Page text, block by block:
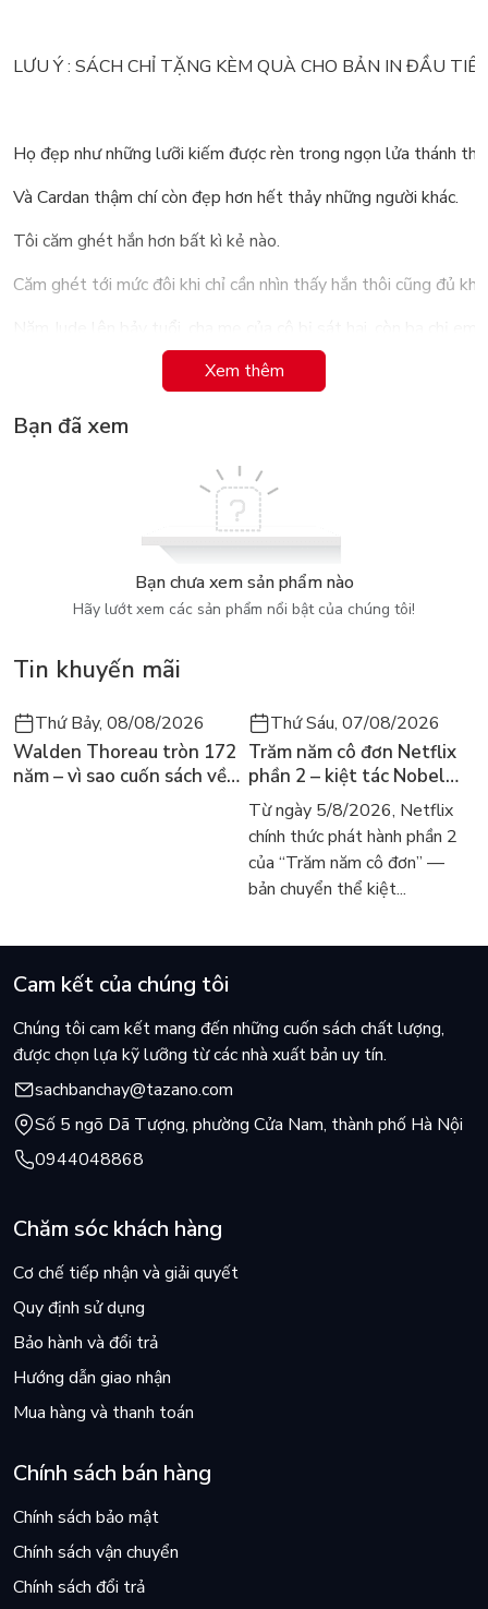
LƯU Ý : SÁCH CHỈ TẶNG KÈM QUÀ CHO BẢN IN ĐẦU
Họ đẹp như những lưỡi kiếm được rèn trong ngọn lửa thánh
Và Cardan thậm chí còn đẹp hơn hết thảy những người khác.
Tôi căm ghét hắn hơn bất kì kẻ nào.
Căm ghét tới mức đôi khi chỉ cần nhìn thấy hắn thôi cũng đủ
Càng dấn sâu vào vòng xoáy âm mưu và lừa lọc ở chốn này,
Đây không phải là chuyện cổ tích.
Holly Black là tác giả tiểu thuyết giả tưởng bán chạy số 1
Bộ sách The Folk of the Air của Holly Black gồm 3 quyển:
- Trụ vững trong danh sách bán chạy của The New York
- Lọt vào vòng chung kết Giải thưởng Lodestar
Xem thêm
Bạn đã xem
Bạn chưa xem sản phẩm nào
Hãy lướt xem các sản phẩm nổi bật của chúng tôi!
Tin khuyến mãi
Thứ Bảy, 08/08/2026
Walden Thoreau tròn 172
năm – vì sao cuốn sách về
Thứ Sáu, 07/08/2026
Trăm năm cô đơn Netflix
phần 2 – kiệt tác Nobel
trở lại màn ảnh, dòng
người tìm đọc lại García
Márquez
Từ ngày 5/8/2026, Netflix
chính thức phát hành phần 2
của “Trăm năm cô đơn” —
bản chuyển thể kiệt...
Cam kết của chúng tôi
Chúng tôi cam kết mang đến những cuốn sách chất lượng,
được chọn lựa kỹ lưỡng từ các nhà xuất bản uy tín.
sachbanchay@tazano.com
Số 5 ngõ Dã Tượng, phường Cửa Nam, thành phố Hà Nội
0944048868
Chăm sóc khách hàng
Cơ chế tiếp nhận và giải quyết
Quy định sử dụng
Bảo hành và đổi trả
Hướng dẫn giao nhận
Mua hàng và thanh toán
Chính sách bán hàng
Chính sách bảo mật
Chính sách vận chuyển
Chính sách đổi trả